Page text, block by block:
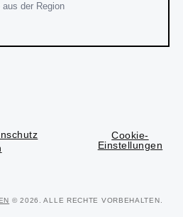
der Region
Cookie-
Einstellungen
© 2026. ALLE RECHTE VORBEHALTEN.